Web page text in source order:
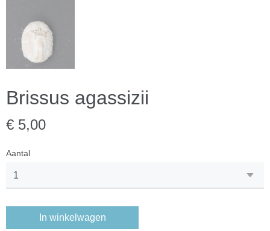
Brissus agassizii
€ 5,00
Aantal
In winkelwagen